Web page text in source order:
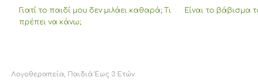
Γιατί το παιδί μου δεν μιλάει καθαρά; Τι
πρέπει να κάνω;
Είναι το βάβισμα
Λογοθεραπεία, Παιδιά Έως 3 Ετών